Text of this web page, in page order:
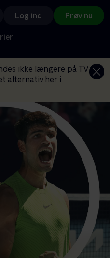
Log ind Prøv nu
ikke længere på TV
alternativ her i